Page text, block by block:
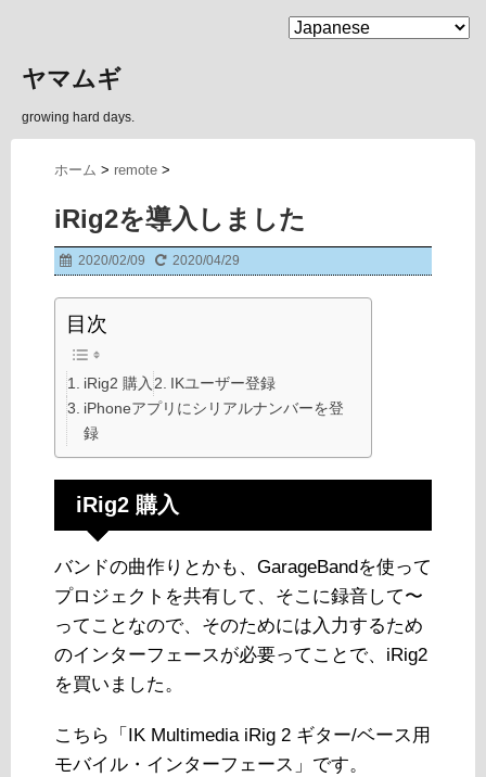
MENU
ヤマムギ
growing hard days.
ホーム > remote >
iRig2を導入しました
2020/02/09 2020/04/29
目次
iRig2 購入
IKユーザー登録
iPhoneアプリにシリアルナンバーを登
録
iRig2 購入
バンドの曲作りとかも、GarageBandを使って
プロジェクトを共有して、そこに録音して〜
ってことなので、そのためには入力するため
のインターフェースが必要ってことで、iRig2
を買いました。
こちら「IK Multimedia iRig 2 ギター/ベース用
モバイル・インターフェース」です。